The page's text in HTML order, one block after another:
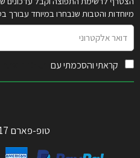
מיוחדות והטבות שנבחרו במיוחד עבורך
אלקטרוני
קראתי והסכמתי עם
טופ-פארם 2017–2025.